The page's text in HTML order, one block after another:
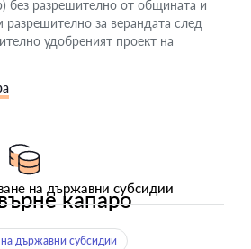
без разрешително от общината и
разрешително за верандата след
удобреният проект на
на държавни субсидии
капаро
държавни субсидии